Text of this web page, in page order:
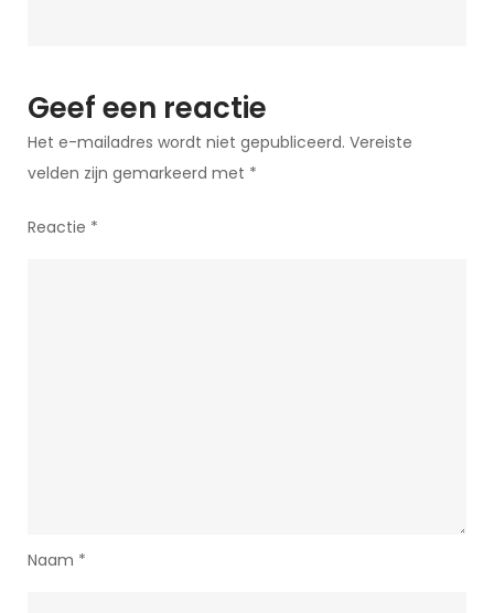
Geef een reactie
Het e-mailadres wordt niet gepubliceerd. Vereiste
velden zijn gemarkeerd met *
Reactie *
Naam *